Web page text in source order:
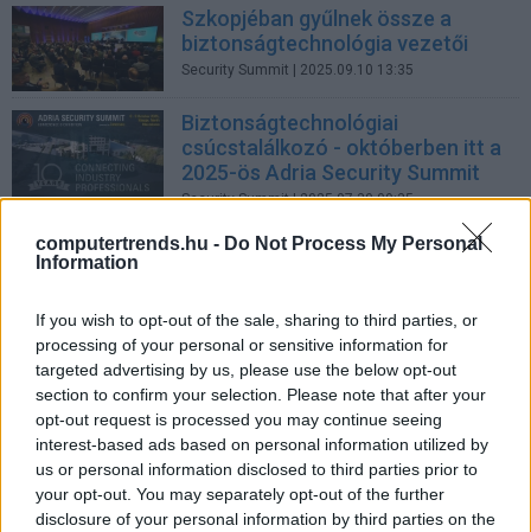
computertrends.hu - Do Not Process My Personal
Information
If you wish to opt-out of the sale, sharing to third parties, or
processing of your personal or sensitive information for
targeted advertising by us, please use the below opt-out
section to confirm your selection. Please note that after your
opt-out request is processed you may continue seeing
interest-based ads based on personal information utilized by
us or personal information disclosed to third parties prior to
your opt-out. You may separately opt-out of the further
disclosure of your personal information by third parties on the
Szkopjéban gyűlnek össze a
biztonságtechnológia vezetői
Security Summit | 2025.09.10 13:35
Biztonságtechnológiai
csúcstalálkozó - októberben itt a
2025-ös Adria Security Summit
Security Summit| 2025.07.30 09:35
Biztonsági innovációk és üzleti
ADRIA Security Summit 2024| 2024.10.10 19:23
Hivatalosan is megnyílt Délkelet-
Európa legnagyobb biztonsági
ágazati eseménye, az Adria
Security Summit 2024
Szarajevóban
ADRIA Security Summit 2024| 2024.10.09 16:15